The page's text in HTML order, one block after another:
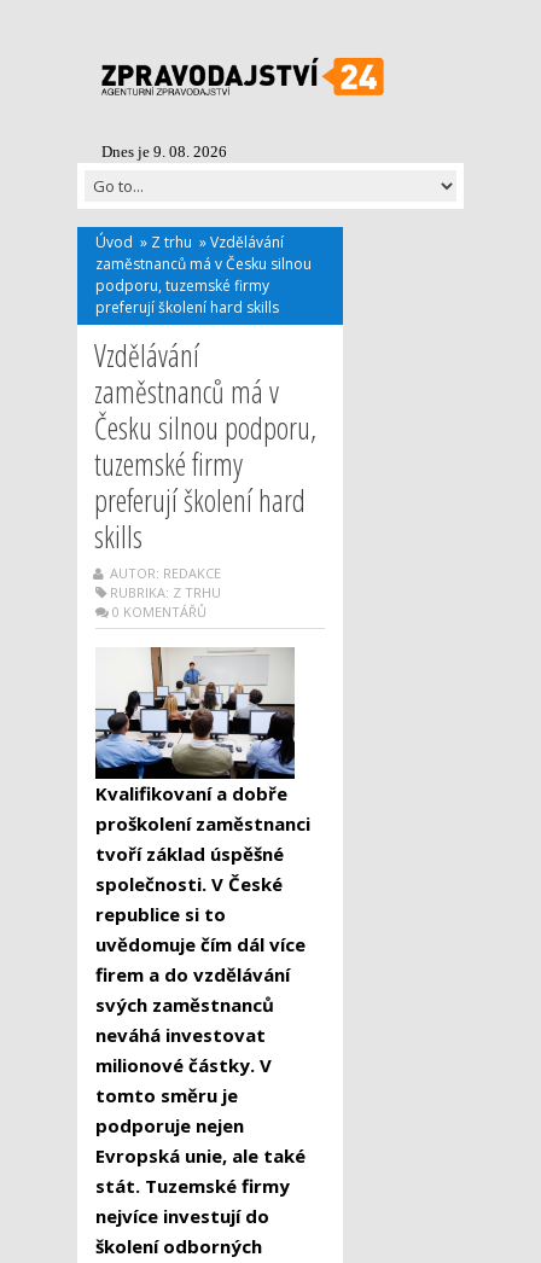
Dnes je 9. 08. 2026
Úvod » Z trhu »Vzdělávání
zaměstnanců má v Česku silnou
podporu, tuzemské firmy
preferují školení hard skills
Vzdělávání
zaměstnanců má v
Česku silnou podporu,
tuzemské firmy
preferují školení hard
skills
AUTOR: REDAKCE
RUBRIKA: Z TRHU
0 KOMENTÁŘŮ
Kvalifikovaní a dobře
proškolení zaměstnanci
tvoří základ úspěšné
společnosti. V České
republice si to
uvědomuje čím dál více
firem a do vzdělávání
svých zaměstnanců
neváhá investovat
milionové částky. V
tomto směru je
podporuje nejen
Evropská unie, ale také
stát. Tuzemské firmy
nejvíce investují do
školení odborných